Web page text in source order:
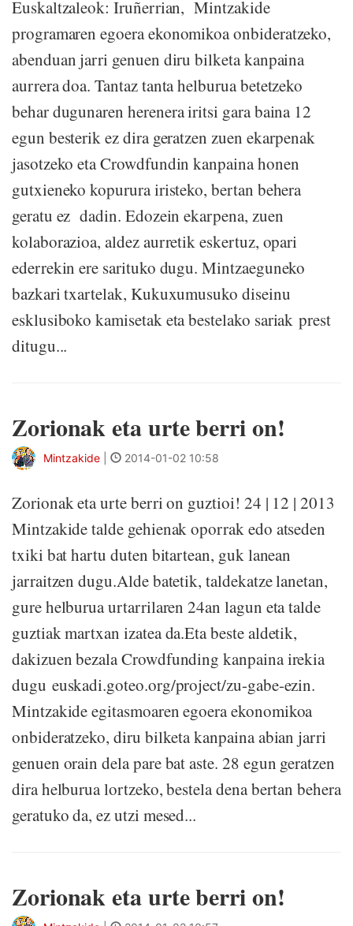
Euskaltzaleok: Iruñerrian, Mintzakide
programaren egoera ekonomikoa onbideratzeko,
abenduan jarri genuen diru bilketa kanpaina
aurrera doa. Tantaz tanta helburua betetzeko
behar dugunaren herenera iritsi gara baina 12
egun besterik ez dira geratzen zuen ekarpenak
jasotzeko eta Crowdfundin kanpaina honen
gutxieneko kopurura iristeko, bertan behera
geratu ez dadin. Edozein ekarpena, zuen
kolaborazioa, aldez aurretik eskertuz, opari
ederrekin ere sarituko dugu. Mintzaeguneko
bazkari txartelak, Kukuxumusuko diseinu
esklusiboko kamisetak eta bestelako sariak prest
ditugu...
Zorionak eta urte berri on!
Mintzakide 2014-01-02 10:58
Zorionak eta urte berri on guztioi! 24 | 12 | 2013
Mintzakide talde gehienak oporrak edo atseden
txiki bat hartu duten bitartean, guk lanean
jarraitzen dugu.Alde batetik, taldekatze lanetan,
gure helburua urtarrilaren 24an lagun eta talde
guztiak martxan izatea da.Eta beste aldetik,
dakizuen bezala Crowdfunding kanpaina irekia
dugu euskadi.goteo.org/project/zu-gabe-ezin.
Mintzakide egitasmoaren egoera ekonomikoa
onbideratzeko, diru bilketa kanpaina abian jarri
genuen orain dela pare bat aste. 28 egun geratzen
dira helburua lortzeko, bestela dena bertan behera
geratuko da, ez utzi mesed...
Zorionak eta urte berri on!